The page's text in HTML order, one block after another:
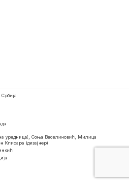
уредница), Соња Веселиновић, Милица
Клисара (дизајнер)